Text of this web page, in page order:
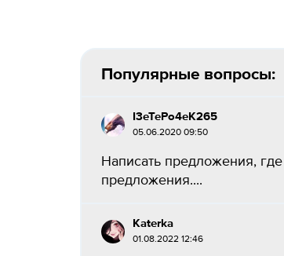
Популярные вопросы:
I3eTePo4eK265
05.06.2020 09:50
Написать предложения,
предложения....
Katerka
01.08.2022 12:46